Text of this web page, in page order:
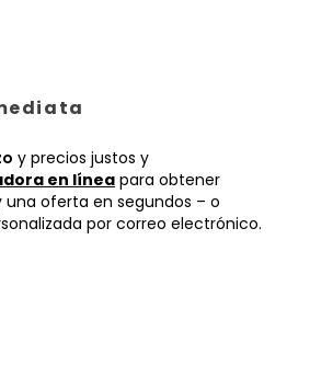
y precios justos y
en línea para obtener
oferta en segundos – o
por correo electrónico.